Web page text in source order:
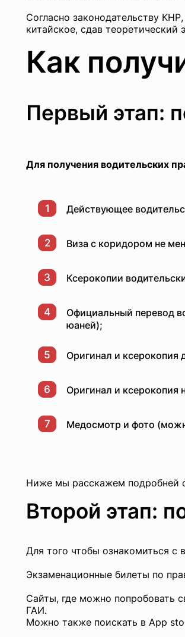
Согласно законодательству
китайское, сдав
Как
Первый этап:
Для получения водительских
1 Действующее
2 Виза с коридором не
3 Ксерокопии
4
Официальный перевод
юаней);
5 Оригинал и
6 Оригинал и ксерокопия
7 Медосмотр и фото
Ниже мы расскажем подробней
Второй этап:
Для того чтобы ознакомиться
Экзаменационные билеты по
Сайты, где можно попробовать
ГАИ.
Можно также поискать в App